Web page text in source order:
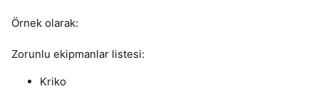
Örnek olarak:
Zorunlu ekipmanlar listesi:
Kriko